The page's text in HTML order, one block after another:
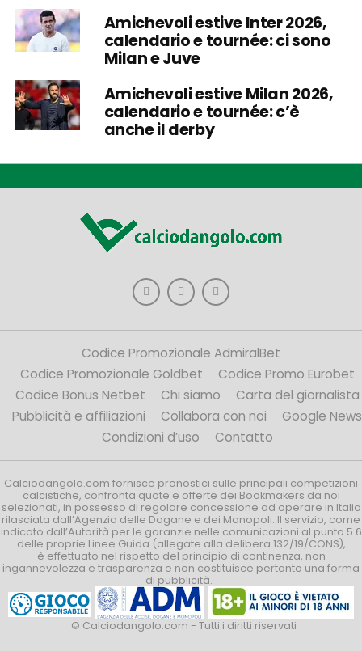
Amichevoli estive Inter 2026,
calendario e tournée: ci sono
Milan e Juve
Amichevoli estive Milan 2026,
calendario e tournée: c’è
anche il derby
Codice Promozionale AdmiralBet
Codice Promozionale Goldbet
Codice Promo Eurobet
Codice Bonus Netbet
Chi siamo
Carta del giornalista
Pubblicità e affiliazioni
Collabora con noi
Google News
Condizioni d’uso
Contatto
Calciodangolo.com fornisce pronostici sulle principali competizioni
calcistiche, confronta quote e offerte dei Bookmakers da noi
selezionati, in possesso di regolare concessione ad operare in Italia
rilasciata dall’Agenzia delle Dogane e dei Monopoli. Il servizio, come
indicato dall’Autorità per le garanzie nelle comunicazioni al punto 5.6
delle proprie Linee Guida (allegate alla delibera 132/19/CONS),
è effettuato nel rispetto del principio di continenza, non
ingannevolezza e trasparenza e non costituisce pertanto una forma
di pubblicità.
© Calciodangolo.com - Tutti i diritti riservati